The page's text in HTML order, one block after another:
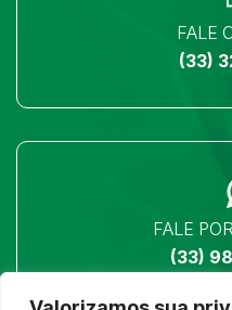
FALE
(33)
FALE
(33)